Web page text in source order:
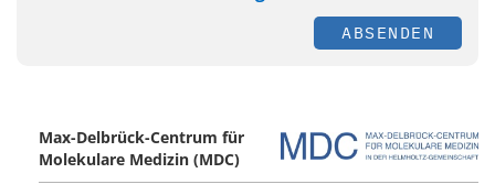
ABSENDEN
Max-Delbrück-Centrum für
Molekulare Medizin (MDC)